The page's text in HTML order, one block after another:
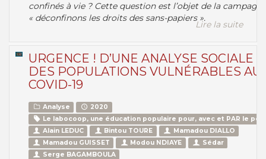
confinés à vie ? Cette question est l’objet de la
« déconfinons les droits des sans-papiers ».
Lire la suite
URGENCE ! D’UNE ANALYSE SOCIALE
DES POPULATIONS VULNÉRABLES AU
COVID-19
Analyse
2020
Le labocoop, une éducation populaire pour, avec et PAR le
Alain LEDUC
Bintou TOURE
Mamadou DIALLO
Mamadou GUISSET
Modou NDIAYE
Sédar
Serge BAGAMBOULA